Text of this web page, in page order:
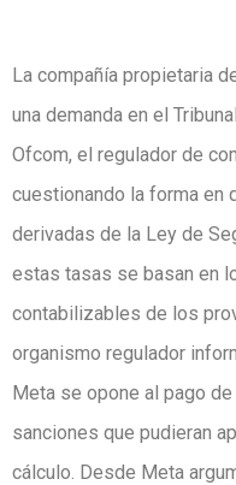
La compañía propietaria
una demanda en el
Ofcom, el regulador de
cuestionando la forma en
derivadas de la Ley de
estas tasas se basan en
contabilizables de los
organismo regulador
Meta se opone al pago
sanciones que pudieran
cálculo. Desde Meta